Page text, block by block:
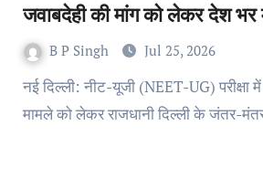
जवाबदेही की मांग को लेकर देश भर
B P Singh Jul 25, 2026
नई दिल्ली: नीट-यूजी (NEET-UG) परीक्षा में धांधली और पेपर लीक
मामले को लेकर राजधानी दिल्ली के जंतर-